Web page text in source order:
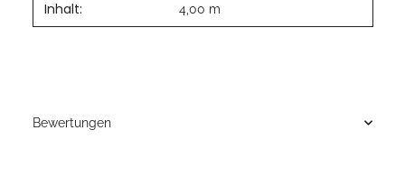
Produkteigenschaft
Wert
Inhalt: 4,00 m
Bewertungen